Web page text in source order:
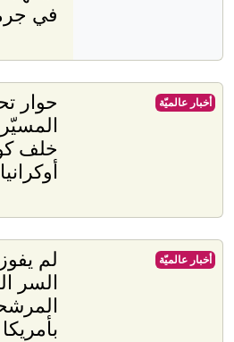
في
حوار
خلف
أخبار عالميّة
لم
السر
بأمريكا
أخبار عالميّة